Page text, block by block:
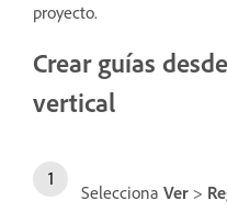
proyecto.
Crear guías
vertical
Selecciona Ver >